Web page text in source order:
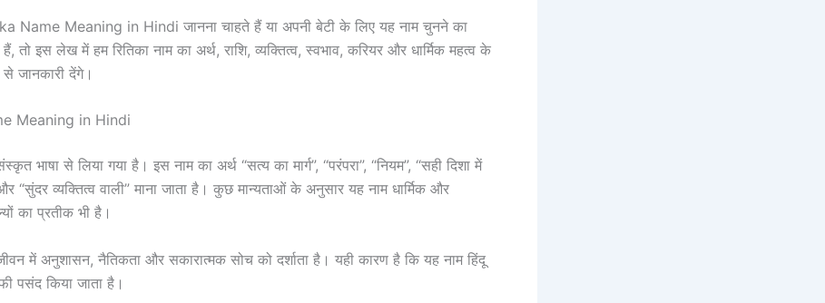
Name Meaning in Hindi जानना चाहते हैं या अपनी बेटी के लिए यह नाम चुनने का
तो इस लेख में हम रितिका नाम का अर्थ, राशि, व्यक्तित्व, स्वभाव, करियर और धार्मिक महत्व के
से जानकारी देंगे।
Meaning in Hindi
भाषा से लिया गया है। इस नाम का अर्थ “सत्य का मार्ग”, “परंपरा”, “नियम”, “सही दिशा में
“सुंदर व्यक्तित्व वाली” माना जाता है। कुछ मान्यताओं के अनुसार यह नाम धार्मिक और
का प्रतीक भी है।
में अनुशासन, नैतिकता और सकारात्मक सोच को दर्शाता है। यही कारण है कि यह नाम हिंदू
पसंद किया जाता है।